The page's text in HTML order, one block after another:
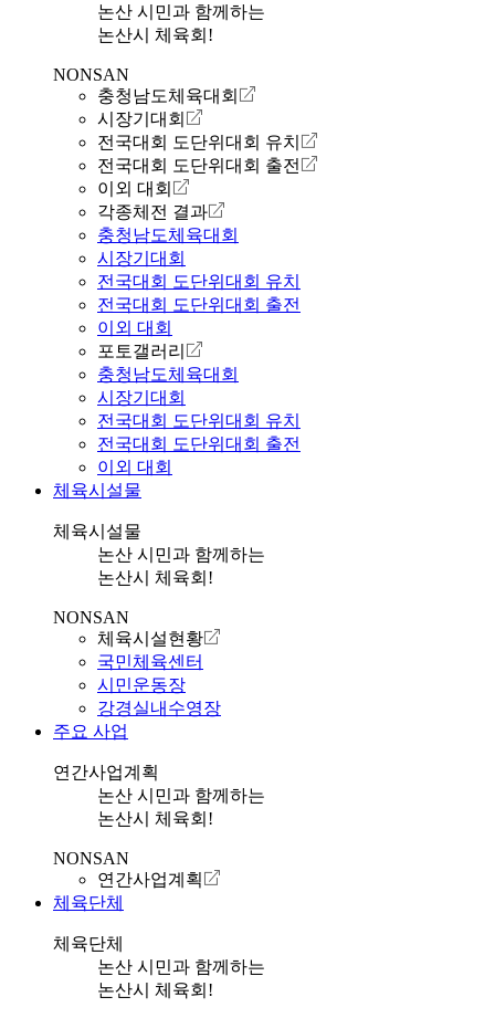
논산 시민과 함께하는
논산시 체육회!
NONSAN
충청남도체육대회
시장기대회
전국대회 도단위대회 유치
전국대회 도단위대회 출전
이외 대회
각종체전 결과
충청남도체육대회
시장기대회
전국대회 도단위대회 유치
전국대회 도단위대회 출전
이외 대회
포토갤러리
충청남도체육대회
시장기대회
전국대회 도단위대회 유치
전국대회 도단위대회 출전
이외 대회
체육시설물
체육시설물
논산 시민과 함께하는
논산시 체육회!
NONSAN
체육시설현황
국민체육센터
시민운동장
강경실내수영장
주요 사업
연간사업계획
논산 시민과 함께하는
논산시 체육회!
NONSAN
연간사업계획
체육단체
체육단체
논산 시민과 함께하는
논산시 체육회!